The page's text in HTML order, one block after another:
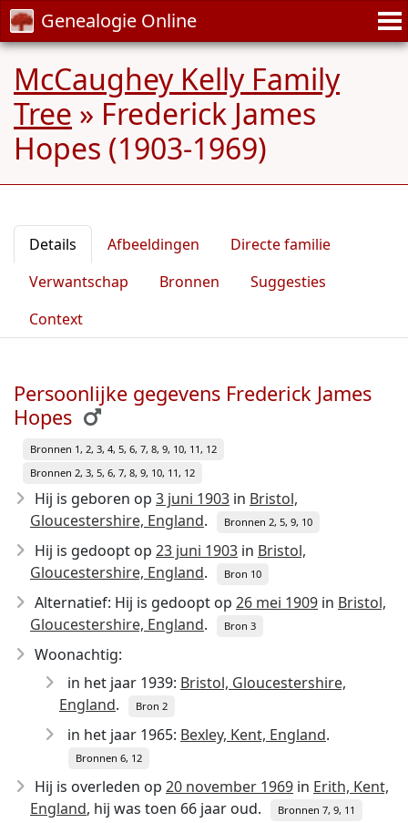
Genealogie Online
McCaughey Kelly Family
Tree » Frederick James
Hopes (1903-1969)
Details Afbeeldingen
Directe familie
Verwantschap
Bronnen
Suggesties
Context
Persoonlijke gegevens Frederick James
Hopes
Bronnen 1, 2, 3, 4, 5, 6, 7, 8, 9, 10, 11, 12
Bronnen 2, 3, 5, 6, 7, 8, 9, 10, 11, 12
Hij is geboren op 3 juni 1903 in Bristol,
Gloucestershire, England. Bronnen 2, 5, 9, 10
Hij is gedoopt op 23 juni 1903 in Bristol,
Gloucestershire, England. Bron 10
Alternatief: Hij is gedoopt op 26 mei 1909 in Bristol,
Gloucestershire, England. Bron 3
Woonachtig:
in het jaar 1939: Bristol, Gloucestershire,
England. Bron 2
in het jaar 1965: Bexley, Kent, England.
Bronnen 6, 12
Hij is overleden op 20 november 1969 in Erith, Kent,
England, hij was toen 66 jaar oud. Bronnen 7, 9, 11